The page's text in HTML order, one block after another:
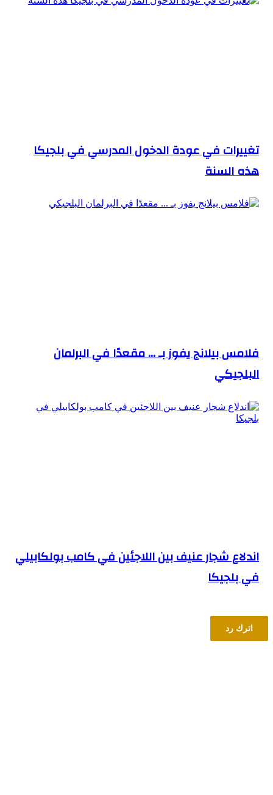
تغييرات في عودة الدخول المدرسي في بلجيكا
هذه السنة
فلامس بيلانج يفوز بـ … مقعدًا في البرلمان
البلجيكي
اندلاع شجار عنيف بين اللاجئين في كامب بولكابيلي
في بلجيكا
اترك رد